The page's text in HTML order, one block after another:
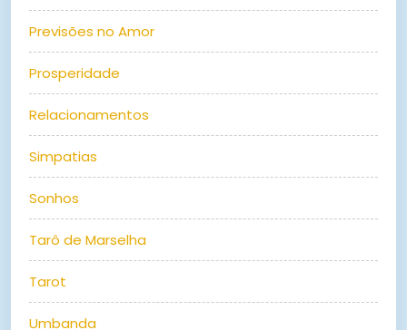
Previsões no Amor
Prosperidade
Relacionamentos
Simpatias
Sonhos
Tarô de Marselha
Tarot
Umbanda